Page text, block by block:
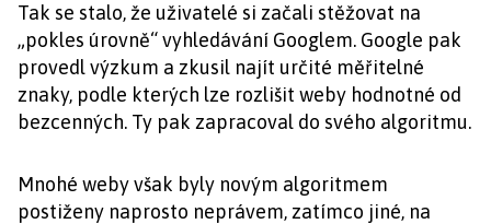
Tak se stalo, že uživatelé si začali stěžovat na
„pokles úrovně“ vyhledávání Googlem. Google pak
provedl výzkum a zkusil najít určité měřitelné
znaky, podle kterých lze rozlišit weby hodnotné od
bezcenných. Ty pak zapracoval do svého algoritmu.
Mnohé weby však byly novým algoritmem
postiženy naprosto neprávem, zatímco jiné, na